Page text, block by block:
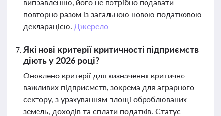
виправленню, його не потрібно подавати
повторно разом із загальною новою податковою
декларацією. Джерело
Які нові критерії критичності підприємств
діють у 2026 році?
Оновлено критерії для визначення критично
важливих підприємств, зокрема для аграрного
сектору, з урахуванням площі оброблюваних
земель, доходів та сплати податків. Статус